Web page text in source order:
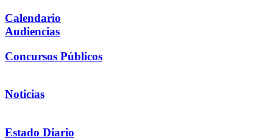
Calendario
Audiencias
Concursos Públicos
Noticias
Estado Diario